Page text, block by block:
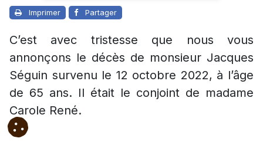
Imprimer Partager
C’est avec tristesse que nous vous
annonçons le décès de monsieur Jacques
Séguin survenu le 12 octobre 2022, à l’âge
de 65 ans. Il était le conjoint de madame
Carole René.